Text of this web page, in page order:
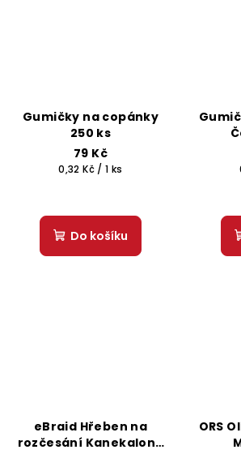
Gumičky na copánky
250 ks
79 Kč
Měrná
0,32 Kč / 1 ks
Do košíku
eBraid Hřeben na
rozčesání Kanekalonu
ORS